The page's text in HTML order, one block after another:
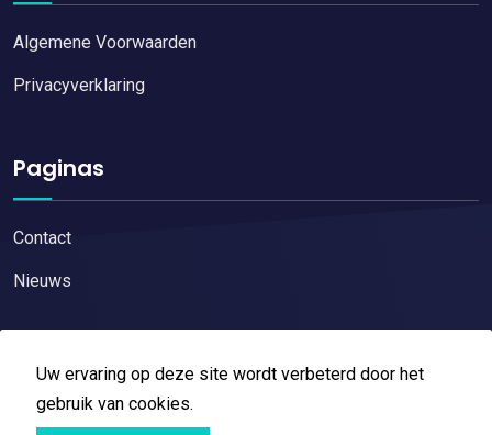
Uw ervaring op deze site wordt verbeterd door het
gebruik van cookies.
Algemene Voorwaarden
Privacyverklaring
Paginas
Contact
Nieuws
Copyright © 2026Restaurant reviews